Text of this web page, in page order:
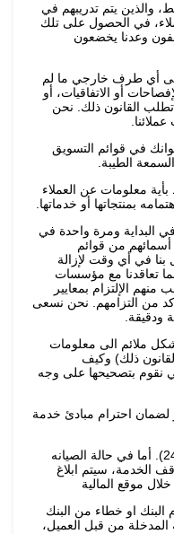
والذين يتم تدريبهم في
في الحصول على تلك
وعدنا يخضعون
أي طرف خارجي ما لم
أو الاتفاقيات، أو
القانون ذلك. نحن
في قوائم التسويق
الطيبة.
معلومات عن العملاء
بمنتجاتها أو خدماتها.
البداية ومرة واحدة في
أسمائهم من قوائم
بنا في أي وقت لإزالة
تعاقدنا مع مؤسسات
الإلتزام بمعايير
من التزامهم. نحن نسعى
ودقيقة.
ملائم الى معلومات
ذلك) وكيف
نقوم بتصحيحها على وجه
لضمان احترام مبادئ خدمة
خدمة الإستعلام متاحه (24x7x365). أما في حالة الصيانه
الخدمة، سيتم ابلاغ
موقع المالية
او خطاء من البنك
المدخلة من قبل العميل،